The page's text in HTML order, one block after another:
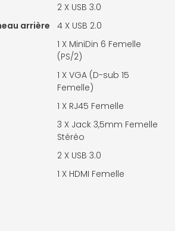
2 X USB 3.0
arrière
4 X USB 2.0
1 X MiniDin 6 Femelle
(PS/2)
1 X VGA (D-sub 15
Femelle)
1 X RJ45 Femelle
3 X Jack 3,5mm Femelle
Stéréo
2 X USB 3.0
1 X HDMI Femelle